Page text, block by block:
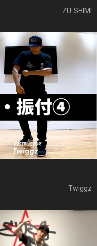
ZU-SHIMI
Twiggz